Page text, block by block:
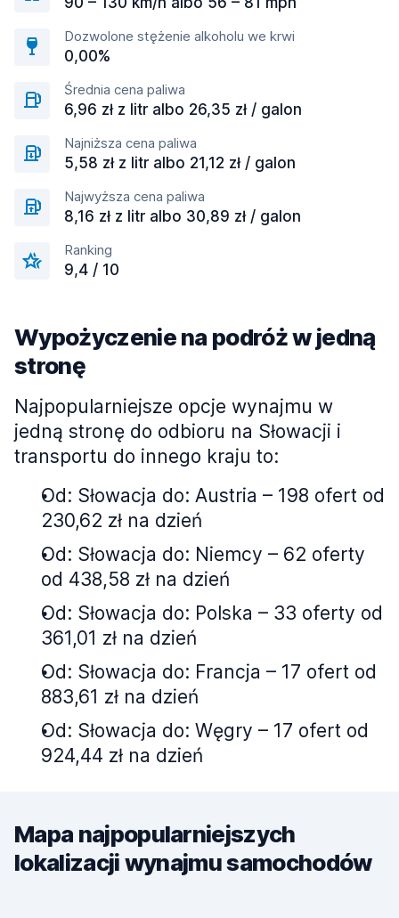
Dozwolone stężenie alkoholu we krwi
0,00%
Średnia cena paliwa
6,96 zł z litr albo 26,35 zł / galon
Najniższa cena paliwa
5,58 zł z litr albo 21,12 zł / galon
Najwyższa cena paliwa
8,16 zł z litr albo 30,89 zł / galon
Ranking
9,4 / 10
Wypożyczenie na podróż w jedną
stronę
Najpopularniejsze opcje wynajmu w
jedną stronę do odbioru na Słowacji i
transportu do innego kraju to:
Od: Słowacja do: Austria – 198 ofert od
230,62 zł na dzień
Od: Słowacja do: Niemcy – 62 oferty
od 438,58 zł na dzień
Od: Słowacja do: Polska – 33 oferty od
361,01 zł na dzień
Od: Słowacja do: Francja – 17 ofert od
883,61 zł na dzień
Od: Słowacja do: Węgry – 17 ofert od
924,44 zł na dzień
Mapa najpopularniejszych
lokalizacji wynajmu samochodów